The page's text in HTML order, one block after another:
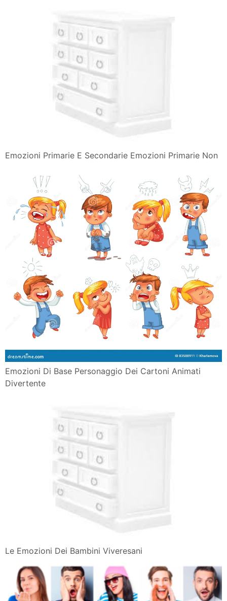
Emozioni Primarie E Secondarie Emozioni Primarie Non
Emozioni Di Base Personaggio Dei Cartoni Animati
Divertente
Le Emozioni Dei Bambini Viveresani